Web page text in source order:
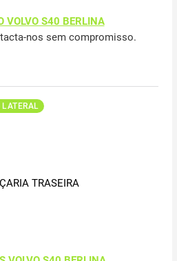
VOLVO S40 BERLINA
nos sem compromisso.
LATERAL
TRASEIRA